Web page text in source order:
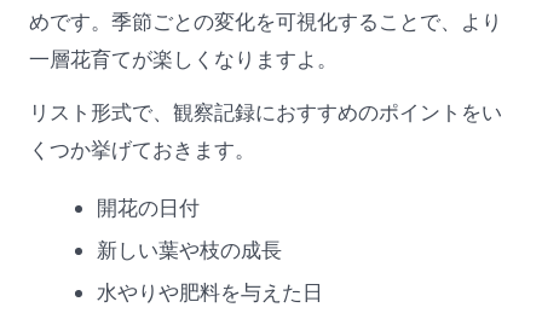
めです。季節ごとの変化を可視化することで、より
一層花育てが楽しくなりますよ。
リスト形式で、観察記録におすすめのポイントをい
くつか挙げておきます。
開花の日付
新しい葉や枝の成長
水やりや肥料を与えた日